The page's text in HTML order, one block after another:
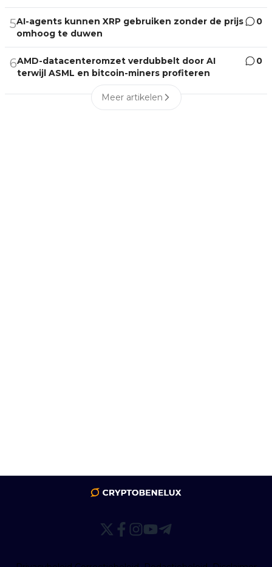
5AI-agents kunnen XRP gebruiken zonder de prijs
omhoog te duwen
0
6AMD-datacenteromzet verdubbelt door AI
terwijl ASML en bitcoin-miners profiteren
0
Meer artikelen